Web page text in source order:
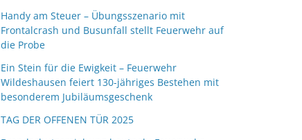
Handy am Steuer – Übungsszenario mit
Frontalcrash und Busunfall stellt Feuerwehr auf
die Probe
Ein Stein für die Ewigkeit – Feuerwehr
Wildeshausen feiert 130-jähriges Bestehen mit
besonderem Jubiläumsgeschenk
TAG DER OFFENEN TÜR 2025